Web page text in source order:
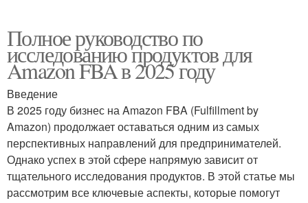
Полное руководство по
исследованию продуктов для
Amazon FBA в 2025 году
Введение
В 2025 году бизнес на Amazon FBA (Fulfillment by
Amazon) продолжает оставаться одним из самых
перспективных направлений для предпринимателей.
Однако успех в этой сфере напрямую зависит от
тщательного исследования продуктов. В этой статье мы
рассмотрим все ключевые аспекты, которые помогут